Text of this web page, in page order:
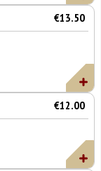
€13.50
€12.00